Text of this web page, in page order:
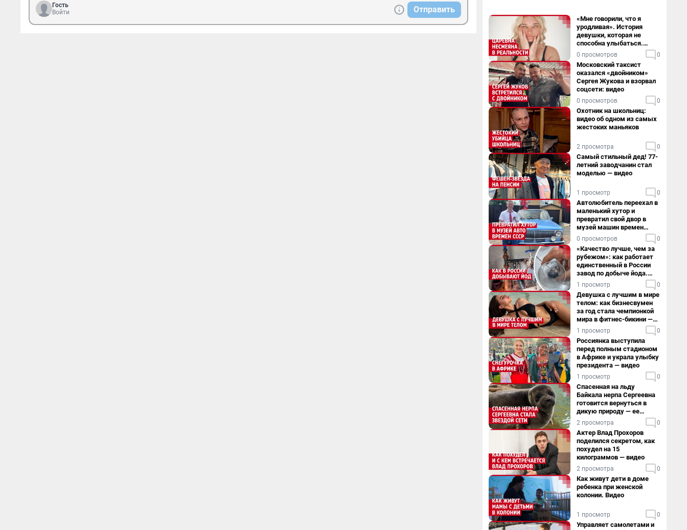
Гость
Войти
Отправить
«Мне говорили, что я
уродливая». История
девушки, которая не
способна улыбаться.
Видео
0 просмотров 0
Московский таксист
оказался «двойником»
Сергея Жукова и взорвал
соцсети: видео
0 просмотров 0
Охотник на школьниц:
видео об одном из самых
жестоких маньяков
2 просмотра 0
Самый стильный дед! 77-
летний заводчанин стал
моделью — видео
1 просмотр 0
Автолюбитель переехал в
маленький хутор и
превратил свой двор в
музей машин времен
СССР. Видео
0 просмотров 0
«Качество лучше, чем за
рубежом»: как работает
единственный в России
завод по добыче йода.
Видео
1 просмотр 0
Девушка с лучшим в мире
телом: как бизнесвумен
за год стала чемпионкой
мира в фитнес-бикини —
видео
1 просмотр 0
Россиянка выступила
перед полным стадионом
в Африке и украла улыбку
президента — видео
1 просмотр 0
Спасенная на льду
Байкала нерпа Сергеевна
готовится вернуться в
дикую природу — ее
видеоистория
2 просмотра 0
Актер Влад Прохоров
поделился секретом, как
похудел на 15
килограммов — видео
2 просмотра 0
Как живут дети в доме
ребенка при женской
колонии. Видео
1 просмотр 0
Управляет самолетами и